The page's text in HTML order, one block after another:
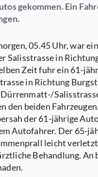
gekommen. Ein
05.45 Uhr, war
Salisstrasse in
Zeit fuhr ein 61-
in Richtung
den beiden
der 61-jährige
Autofahrer. Der 65-
leicht verletzt
Behandlung. An